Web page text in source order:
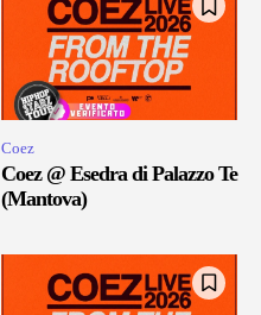
Coez
Coez @ Esedra di Palazzo Te
(Mantova)